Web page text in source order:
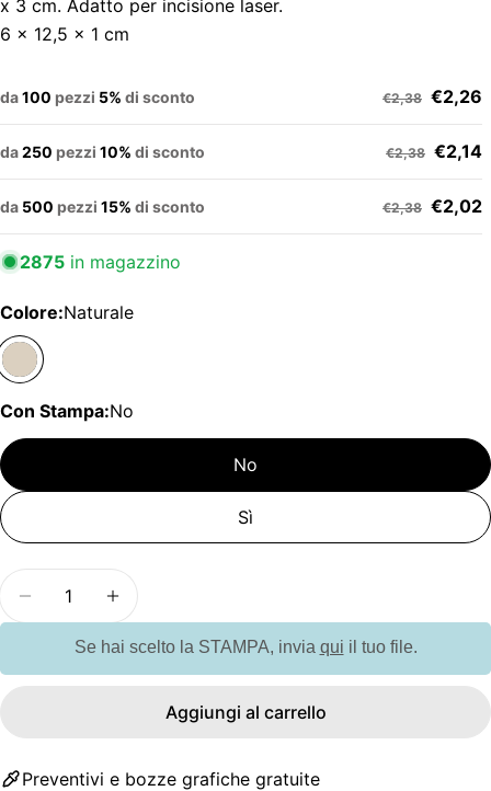
x 3 cm. Adatto per incisione laser.
6 x 12,5 x 1 cm
da100 pezzi 5% di sconto €2,38 €2,26
da250 pezzi 10% di sconto €2,38 €2,14
da 500 pezzi 15% di sconto €2,38 €2,02
2875 in magazzino
Colore:Naturale
Con Stampa:No
No
Sì
Diminuisci la quantità per G118126 Portachiavi
Aumenta la quantità per G118126
Se hai scelto la STAMPA, invia qui il tuo file.
Aggiungi al carrello
Preventivi e bozze grafiche gratuite